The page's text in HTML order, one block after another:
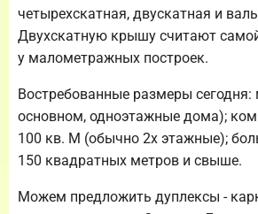
четырехскатная, двускатная и
Двухскатную крышу считают
у малометражных построек.
Востребованные размеры
основном, одноэтажные дома);
100 кв. М (обычно 2х этажные);
150 квадратных метров и свыше.
Можем предложить дуплексы -